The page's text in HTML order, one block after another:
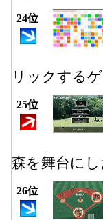
24位
リックする
25位
森を舞台に
26位